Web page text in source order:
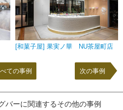
[和菓子屋] 果実ノ華 NU茶屋町店
次の事例
ての事例
バーに関連するその他の事例